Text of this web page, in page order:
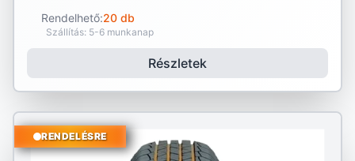
Rendelhető:20 db
Szállítás: 5-6 munkanap
Részletek
RENDELÉSRE